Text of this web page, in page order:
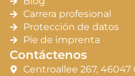
Carrera profesional
Protección de datos
Pie de imprenta
Contáctenos
Centroallee 267, 46047